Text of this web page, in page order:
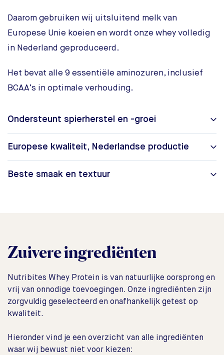
Daarom gebruiken wij uitsluitend melk van
Europese Unie koeien en wordt onze whey volledig
in Nederland geproduceerd.
Het bevat alle 9 essentiële aminozuren, inclusief
BCAA’s in optimale verhouding.
Ondersteunt spierherstel en -groei
Europese kwaliteit, Nederlandse productie
Beste smaak en textuur
Zuivere ingrediënten
Nutribites Whey Protein is van natuurlijke oorsprong en
vrij van onnodige toevoegingen. Onze ingrediënten zijn
zorgvuldig geselecteerd en onafhankelijk getest op
kwaliteit.
Hieronder vind je een overzicht van alle ingrediënten
waar wij bewust niet voor kiezen: